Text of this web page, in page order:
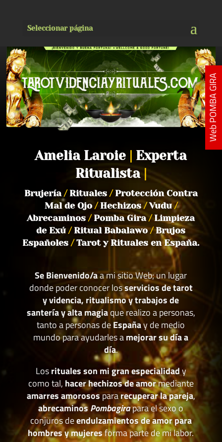
Seleccionar página
Amelia Laroie
Experta
Ritualista
Brujería /Rituales /Protección Contra
Mal de Ojo /Hechizos/Vudu/
Abrecaminos/Pomba Gira/Limpieza
de Exú/Ritual Babalawo/Brujos
Españoles/Tarot y Rituales en España.
Se Bienvenido/aa mi sitio Web; un lugar
donde poder conocer losservicios de tarot
y videncia, ritualismo y trabajos de
santería y alta magiaque realizo a personas,
tanto a personas deEspañay de medio
mundo para ayudarles amejorar su día a
día.
Losrituales son mi gran especialidady
como tal, hacer hechizos de amormediante
amarres amorosospararecuperar la pareja,
abrecaminosPombagirapara el sexo o
conjuros deendulzamientos de amor para
hombres y mujeresforma parte de mi labor.
Web POMBA GIRA